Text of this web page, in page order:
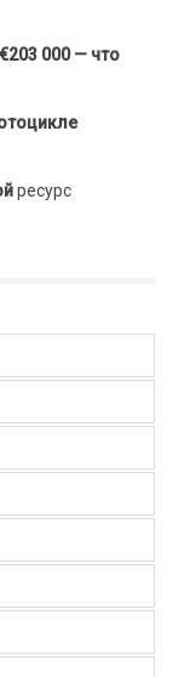
000 — что
ресурс